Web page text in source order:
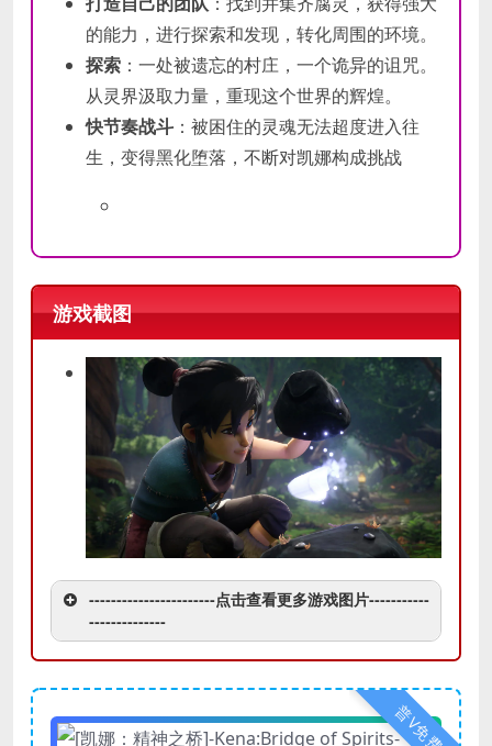
的能力，进行探索和发现，转化周围的环境。
探索 ：一处被遗忘的村庄，一个诡异的诅咒。
从灵界汲取力量，重现这个世界的辉煌。
快节奏战斗 ：被困住的灵魂无法超度进入往
生，变得黑化堕落，不断对凯娜构成挑战
游戏截图
-----------------------点击查看更多游戏图片-----------
--------------
普V免费